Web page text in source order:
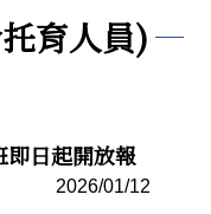
育人員)
即日起開放報
2026/01/12